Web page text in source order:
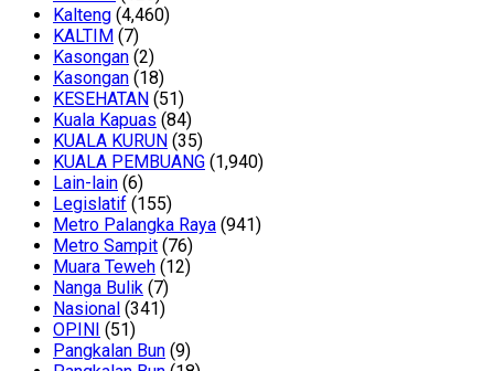
Kalteng (4,460)
KALTIM (7)
Kasongan (2)
Kasongan (18)
KESEHATAN (51)
Kuala Kapuas (84)
KUALA KURUN (35)
KUALA PEMBUANG (1,940)
Lain-lain (6)
Legislatif (155)
Metro Palangka Raya (941)
Metro Sampit (76)
Muara Teweh (12)
Nanga Bulik (7)
Nasional (341)
OPINI (51)
Pangkalan Bun (9)